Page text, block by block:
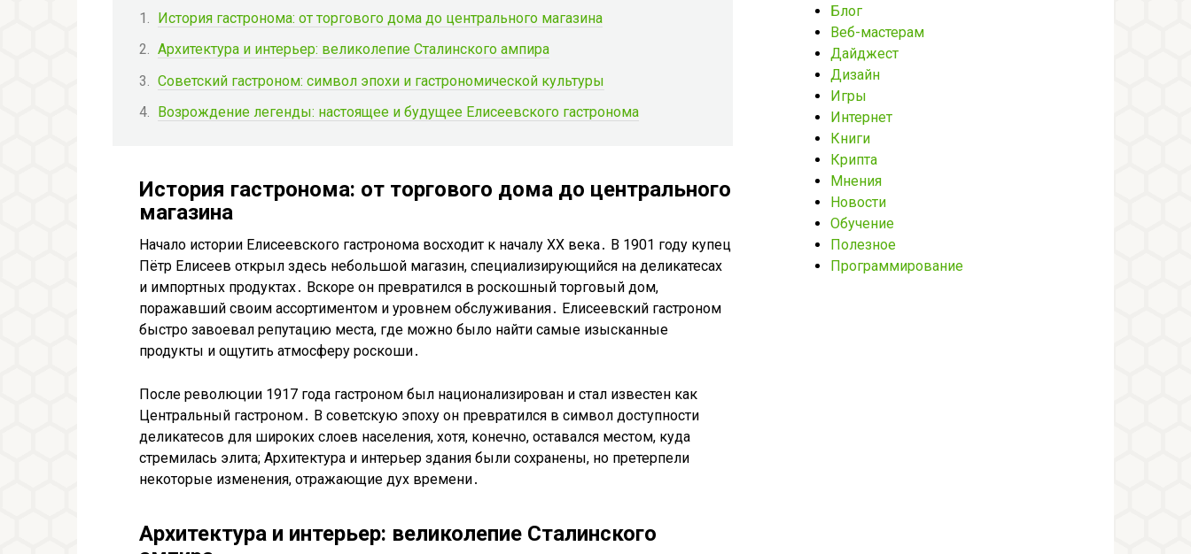
История гастронома: от торгового дома до центрального магазина
Архитектура и интерьер: великолепие Сталинского ампира
Советский гастроном: символ эпохи и гастрономической культуры
Возрождение легенды: настоящее и будущее Елисеевского гастронома
История гастронома: от торгового дома до центрального
магазина
Начало истории Елисеевского гастронома восходит к началу XX века․ В 1901 году купец
Пётр Елисеев открыл здесь небольшой магазин, специализирующийся на деликатесах
и импортных продуктах․ Вскоре он превратился в роскошный торговый дом,
поражавший своим ассортиментом и уровнем обслуживания․ Елисеевский гастроном
быстро завоевал репутацию места, где можно было найти самые изысканные
продукты и ощутить атмосферу роскоши․
После революции 1917 года гастроном был национализирован и стал известен как
Центральный гастроном․ В советскую эпоху он превратился в символ доступности
деликатесов для широких слоев населения, хотя, конечно, оставался местом, куда
стремилась элита; Архитектура и интерьер здания были сохранены, но претерпели
некоторые изменения, отражающие дух времени․
Архитектура и интерьер: великолепие Сталинского
Блог
Веб-мастерам
Дайджест
Дизайн
Игры
Интернет
Книги
Крипта
Мнения
Новости
Обучение
Полезное
Программирование